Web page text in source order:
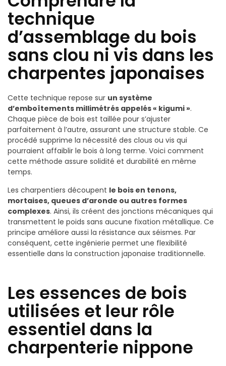
technique
d’assemblage du bois
sans clou ni vis dans les
charpentes japonaises
Cette technique repose sur un système
d’emboîtements millimétrés appelés « kigumi ».
Chaque pièce de bois est taillée pour s’ajuster
parfaitement à l’autre, assurant une structure stable. Ce
procédé supprime la nécessité des clous ou vis qui
pourraient affaiblir le bois à long terme. Voici comment
cette méthode assure solidité et durabilité en même
temps.
Les charpentiers découpent le bois en tenons,
mortaises, queues d’aronde ou autres formes
complexes. Ainsi, ils créent des jonctions mécaniques qui
transmettent le poids sans aucune fixation métallique. Ce
principe améliore aussi la résistance aux séismes. Par
conséquent, cette ingénierie permet une flexibilité
essentielle dans la construction japonaise traditionnelle.
Les essences de bois
utilisées et leur rôle
essentiel dans la
charpenterie nippone